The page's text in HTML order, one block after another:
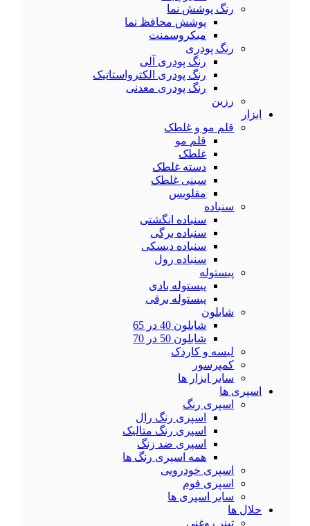
رنگ پوشش نما
پوشش محافظ نما
میکروسمنت
رنگ پودری
رنگ پودری آلی
رنگ پودری الکترواستاتیک
رنگ پودری معدنی
رزین
ابزار
قلم مو و غلطک
قلم مو
غلطک
دسته غلطک
سینی غلطک
مقلویس
سنباده
سنباده انگشتی
سنباده برگی
سنباده دیسکی
سنباده رول
پیستوله
پیستوله بادی
پیستوله برقی
شابلون
شابلون 40 در 65
شابلون 50 در 70
لیسه و کاردک
کمپرسور
سایر ابزار ها
اسپری ها
اسپری رنگ
اسپری رنگ رال
اسپری رنگ متالیک
اسپری ضد زنگ
همه اسپری رنگ ها
اسپری خودرویی
اسپری فوم
سایر اسپری ها
حلال ها
تینر روغنی